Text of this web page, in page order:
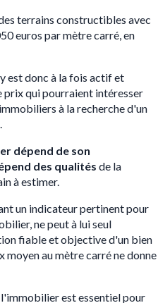
terrains constructibles avec
euros par mètre carré, en
est donc à la fois actif et
qui pourraient intéresser
à la recherche d'un
dépend de son
des qualités de la
à estimer.
un indicateur pertinent pour
ne peut à lui seul
fiable et objective d'un bien
au mètre carré ne donne
est essentiel pour